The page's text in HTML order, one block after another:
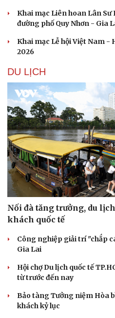
Văn hóa
Sân khấu - Điện ảnh
Văn học
Di sản
Khai mạc Liên hoan Lân Sư
đường phố Quy Nhơn - Gia
Khai mạc Lễ hội Việt Nam -
2026
DU LỊCH
Nối đà tăng trưởng, du
khách quốc tế
Công nghiệp giải trí "chắp
Gia Lai
Hội chợ Du lịch quốc tế
từ trước đến nay
Bảo tàng Tưởng niệm Hòa
khách kỷ lục